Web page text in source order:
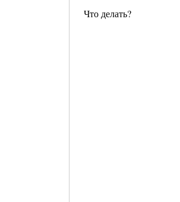
Что делать?